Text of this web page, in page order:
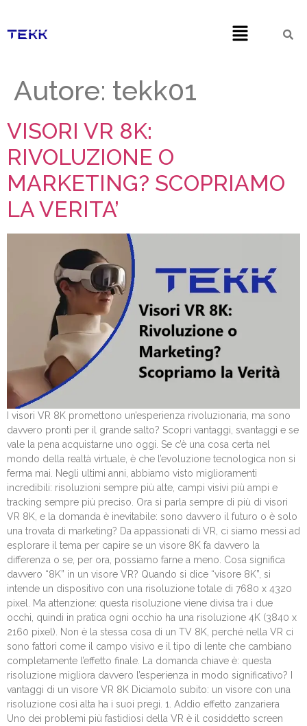
Autore: tekk01
VISORI VR 8K:
RIVOLUZIONE O
MARKETING? SCOPRIAMO
LA VERITA’
I visori VR 8K promettono un’esperienza rivoluzionaria, ma sono
davvero pronti per il grande salto? Scopri vantaggi, svantaggi e se
vale la pena acquistarne uno oggi. Se c’è una cosa certa nel
mondo della realtà virtuale, è che l’evoluzione tecnologica non si
ferma mai. Negli ultimi anni, abbiamo visto miglioramenti
incredibili: risoluzioni sempre più alte, campi visivi più ampi e
tracking sempre più preciso. Ora si parla sempre di più di visori
VR 8K, e la domanda è inevitabile: sono davvero il futuro o è solo
una trovata di marketing? Da appassionati di VR, ci siamo messi ad
esplorare il tema per capire se un visore 8K fa davvero la
differenza o se, per ora, possiamo farne a meno. Cosa significa
davvero “8K” in un visore VR? Quando si dice “visore 8K”, si
intende un dispositivo con una risoluzione totale di 7680 x 4320
pixel. Ma attenzione: questa risoluzione viene divisa tra i due
occhi, quindi in pratica ogni occhio ha una risoluzione 4K (3840 x
2160 pixel). Non è la stessa cosa di un TV 8K, perché nella VR ci
sono fattori come il campo visivo e il tipo di lente che cambiano
completamente l’effetto finale. La domanda chiave è: questa
risoluzione migliora davvero l’esperienza in modo significativo? I
vantaggi di un visore VR 8K Diciamolo subito: un visore con una
risoluzione così alta ha i suoi pregi. 1. Addio effetto zanzariera
Uno dei problemi più fastidiosi della VR è il cosiddetto screen